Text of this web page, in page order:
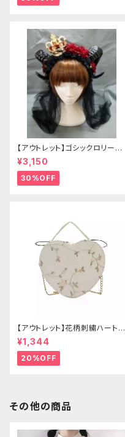
【アウトレット】ゴシックロリータ
ゴールドクラウン＆ホーン(ヴェ
ール付き)
¥3,150
30%OFF
【アウトレット】花柄刺繍ハートバ
ッグ
¥1,344
20%OFF
その他の商品